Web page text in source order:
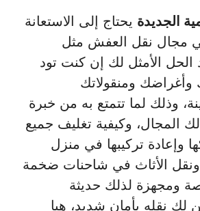
الجديدة يحتاج إلى الاستعانة
مجال نقل العفش مثل
الحل الأمثل لك إن كنت تود
وأغراضك ومنقولاتك
وذلك لما تتمتع به من خبرة
المجال، وكيفية تغليف جميع
وإعادة تركيبها في منزل
ونقل الأثاث في شاحنات ضخمة
ومجهزة لذلك حديثة
نقله بأمان شديد، هيا